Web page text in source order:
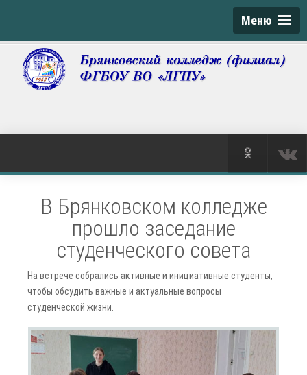
Меню
В Брянковском колледже
прошло заседание
студенческого совета
На встрече собрались активные и инициативные студенты,
чтобы обсудить важные и актуальные вопросы
студенческой жизни.